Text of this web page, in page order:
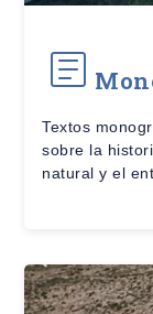
Textos
sobre la
natural y el